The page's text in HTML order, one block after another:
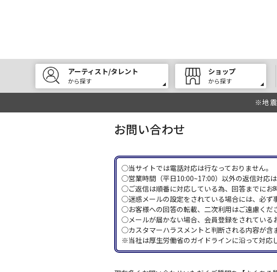
アーティスト/タレント
から探す
ショップ
から探す
※地
お問い合わせ
◯当サイトでは電話対応は行なっておりません。
◯営業時間（平日10:00~17:00）以外の返信対応は
◯ご返信は順番に対応している為、回答までにお
◯迷惑メールの設定をされている場合には、必ず
◯お客様への回答の転載、二次利用はご遠慮くだ
◯メールが届かない場合、会員登録をされている
◯カスタマーハラスメントと判断される内容が含
※当社は厚生労働省のガイドラインに沿って対応